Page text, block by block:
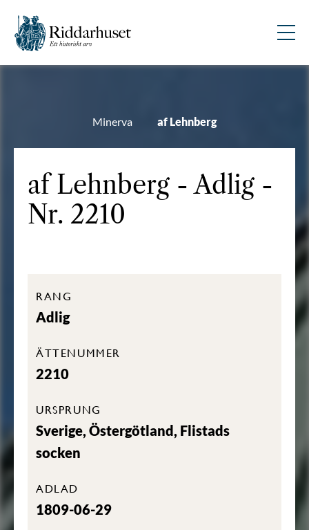
Minerva af Lehnberg
af Lehnberg - Adlig -
Nr. 2210
RANG
Adlig
ÄTTENUMMER
2210
URSPRUNG
Sverige, Östergötland, Flistads
socken
ADLAD
1809-06-29